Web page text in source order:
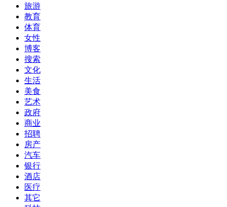
旅游
教育
体育
女性
博客
搜索
文化
生活
美食
艺术
政府
商业
招聘
房产
汽车
银行
酒店
医疗
其它